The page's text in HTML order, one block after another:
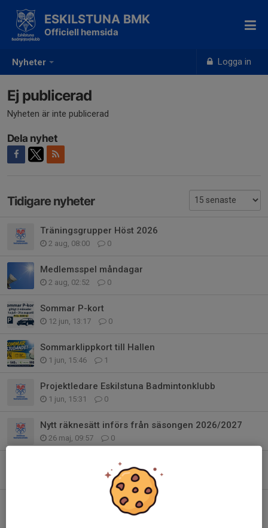
Nyheter Logga in
ESKILSTUNA BMK
Officiell hemsida
Ej publicerad
Nyheten är inte publicerad
Dela nyhet
Tidigare nyheter
Träningsgrupper Höst 2026
2 aug, 08:00 0
Medlemsspel måndagar
2 aug, 02:52 0
Sommar P-kort
12 jun, 13:17 0
Sommarklippkort till Hallen
1 jun, 15:46 1
Projektledare Eskilstuna Badmintonklubb
1 jun, 15:31 0
Nytt räknesätt införs från säsongen 2026/2027
26 maj, 09:57 0
Lär dig spela Badminton tillsammans med ditt barn!
0
Loppis i hallen nu i helgen v17 24-26/4